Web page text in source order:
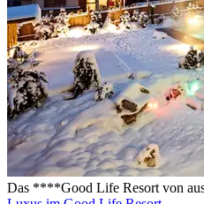
Das ****Good Life Resort von